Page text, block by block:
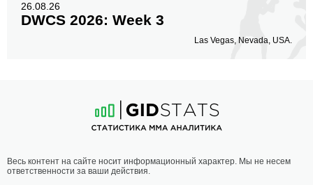
26.08.26
DWCS 2026: Week 3
Las Vegas, Nevada, USA.
Весь контент на сайте носит информационный характер. Мы не несем
ответственности за ваши действия.